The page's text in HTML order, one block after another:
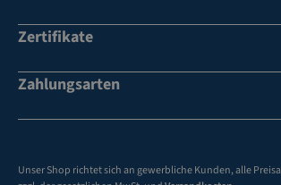
Zertifikate
Zahlungsarten
Unser Shop richtet sich an gewerbliche Kunden, alle